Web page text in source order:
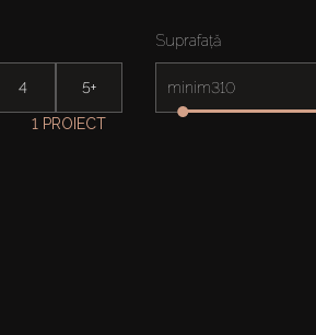
4 5+
Suprafață
minim
1 PROIECT